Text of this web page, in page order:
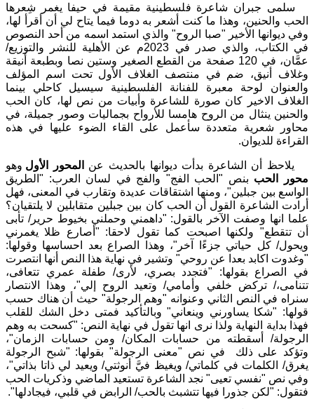
سلمى جبران شاعرة فلسطينية مقيمة في حيفا يغمر شِعرها
الحب والحنين، وهذا ما كنت أشعر به دوما فيما يتاح لي أن أقرأ لها،
وفي ديوانها الأخير "صبا الروح" والذي استمد اسمه من أحد النصوص
في الكتاب، والذي صدر في 2023م عن الأهلية للنشر والتوزيع/
عمَّان، في 120 صفحة من القطع الصغير وستين نصا وبطبعة أنيقة
وغلاف أنيق، ضم في منتصف الغلاف الأول تحت اسم المؤلف
والعنوان لوحة معبرة للفنانة الفلسطينية سيسيل كاحلي بينما
الغلاف الاخير كان صورة للشاعرة وأبيات من نص لها، كان الحب
والحنين ينثال من الروح هامسا للأرواح بجماليات وصور جميلة، في
محاور شعرية متعددة سأعمل على القاء الضوء عليها في هذه
القراءة للديوان.
يلاحظ أن الشاعرة بدأت ديوانها بالحديث عن المحور الأول وهو
محور الحب بنص "الحب الفج" والفج في لسان العرب: "الطريق
الواسع بين جبلين"، ومنها اشتقاقات عديدة وتقارب في المعنى، فهل
أرادت الشاعرة القول أن الحب كان بين جبلين متقابلين لا يلتقيان؟
علما انها وصفت الآخر بالقول: "داهمني وحملني بخيوط حرير/ تأبى
أن تتقطع" ولكنها اصبحت كما تقول لاحقا: "أصارع ظلا يغمرني
ويحول/ كل حياتي جزءًا آخر"، وهذا الصراع بعد احساسها وقولها:
"وغدوت اكابد بعدا عن روحي" وتشير في نهاية هذا النص أنها انتصرت
في الصراع بقولها: "فتجدد بصري، لأرى/ طفلة عمري تتعافى،
تتنامى،/ تركض خلفي وأمامي/ وتعيد الروح إلي"، وهذا الانتصار
سنراه في النص الثاني وعنوانه "وهم الرجولة" حيث أن هناك حسب
قولها: "شكا يساورني وينعاني" وبالتأكيد فمتى دخل الشك للقلب
فهذا بداية النهاية ولذا نرى انها تقول في نهاية النص: "كسحت به وهم
الرجولة/ أسقطته من حسابات المكان/ ومن حسابات الزمان"،
وتؤكد على ذلك في نص "معنى الرجولة" بقولها: "شبح الرجولة
يغرق/ الكلمات في كلماتي/ ويغيظ فيَّ أنوثتي/ ويعيد لي ذاتا بذاتي"،
وفي نص "نفسي تعيى" نجد الشاعرة تستعيد الماضي وذكريات الحب
فتقول: "لكن جذورا فيها تتشبث بالحب/ الرابض في قلبي، فيجادلها".